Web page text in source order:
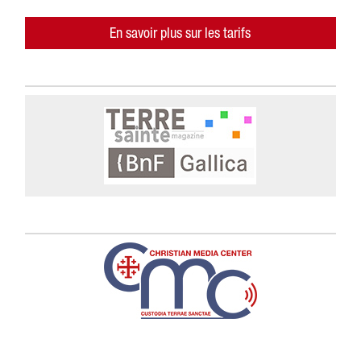
En savoir plus sur les tarifs